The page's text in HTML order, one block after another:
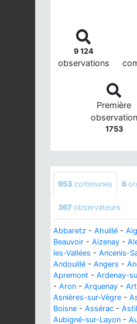
9 124
observations
Première
observation
1753
953 communes 6
367 observateurs
Abbaretz - Ahuillé -
Beauvoir - Aizenay -
les-Vallées - Ancenis-
Andouillé - Angers -
Apremont - Ardenay-
- Aron - Arquenay -
Asnières-sur-Vègre -
Boisne - Assérac -
Aubigné-sur-Layon -